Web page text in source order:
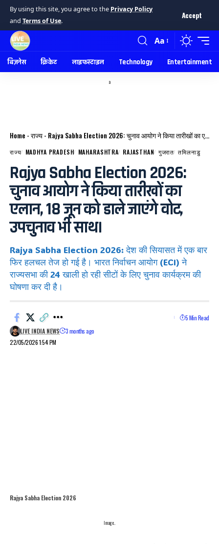
By using this site, you agree to the Privacy Policy
and Terms of Use.
Accept
Aa
बिज़नेस क्रिकेट लाइफस्टाइल Technology Entertainment
a
Home -राज्य- Rajya Sabha Election 2026: चुनाव आयोग ने किया तारीखों का एलान, 18 जून को डाले जाएंगे वोट, उपचुनाव भी साथ।
राज्य MADHYA PRADESH MAHARASHTRA RAJASTHAN गुजरात तमिलनाडु
Rajya Sabha Election 2026:
चुनाव आयोग ने किया तारीखों का
एलान, 18 जून को डाले जाएंगे वोट,
उपचुनाव भी साथ।
Rajya Sabha Election 2026: देश की सियासत में एक बार
फिर हलचल तेज हो गई है। भारत निर्वाचन आयोग (ECI) ने
राज्यसभा की 24 खाली हो रही सीटों के लिए चुनाव कार्यक्रम की
घोषणा कर दी है।
22/05/2026 1:54 PM
LIVE INDIA NEWS 3 months ago
5 Min Read
Rajya Sabha Election 2026
Image..